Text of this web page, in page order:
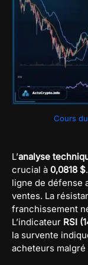
Cours
L’analyse
crucial à 0,0818 $
ligne de défense
ventes. La
franchissement
L’indicateur RSI
la survente
acheteurs